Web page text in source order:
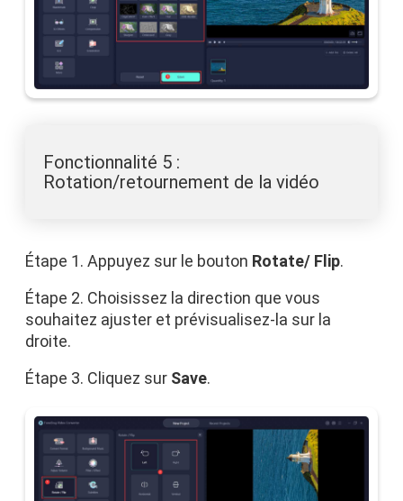
Fonctionnalité 5 :
Rotation/retournement de la vidéo
Étape 1. Appuyez sur le bouton Rotate/ Flip.
Étape 2. Choisissez la direction que vous
souhaitez ajuster et prévisualisez-la sur la
droite.
Étape 3. Cliquez sur Save.